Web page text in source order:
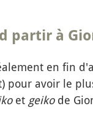
partir à
en fin
pour avoir le
et geikode